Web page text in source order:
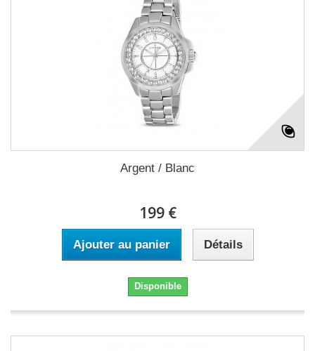
Argent / Blanc
199 €
Ajouter au panier Détails
Disponible